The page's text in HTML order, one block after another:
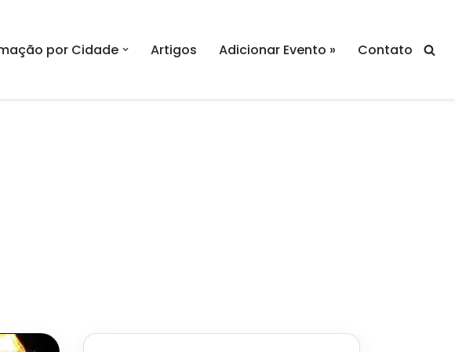
por Cidade Artigos Adicionar Evento » Contato